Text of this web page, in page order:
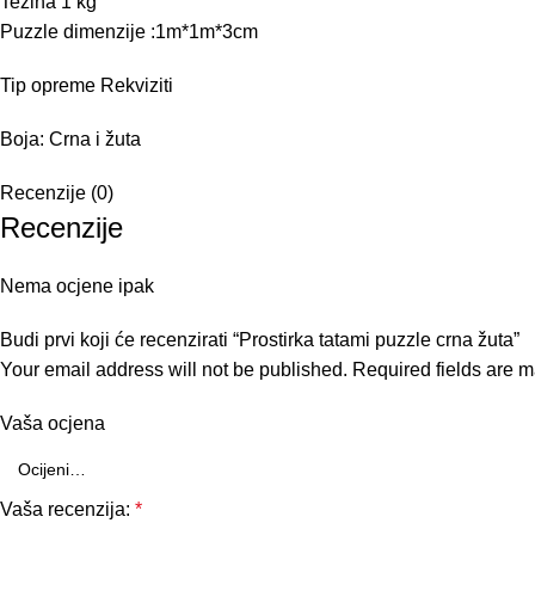
Puzzle dimenzije :1m*1m*3cm
Tip opreme Rekviziti
Boja: Crna i žuta
Recenzije (0)
Recenzije
Nema ocjene ipak
Budi prvi koji će recenzirati “Prostirka tatami puzzle crna žuta”
Your email address will not be published. Required fields are
Vaša ocjena
Vaša recenzija: *